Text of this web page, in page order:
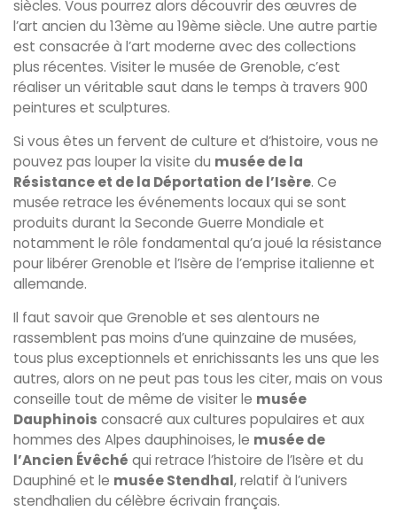
siècles. Vous pourrez alors découvrir des œuvres de
l’art ancien du 13ème au 19ème siècle. Une autre partie
est consacrée à l’art moderne avec des collections
plus récentes. Visiter le musée de Grenoble, c’est
réaliser un véritable saut dans le temps à travers 900
peintures et sculptures.
Si vous êtes un fervent de culture et d’histoire, vous ne
pouvez pas louper la visite du musée de la
Résistance et de la Déportation de l’Isère. Ce
musée retrace les événements locaux qui se sont
produits durant la Seconde Guerre Mondiale et
notamment le rôle fondamental qu’a joué la résistance
pour libérer Grenoble et l’Isère de l’emprise italienne et
allemande.
Il faut savoir que Grenoble et ses alentours ne
rassemblent pas moins d’une quinzaine de musées,
tous plus exceptionnels et enrichissants les uns que les
autres, alors on ne peut pas tous les citer, mais on vous
conseille tout de même de visiter le musée
Dauphinois consacré aux cultures populaires et aux
hommes des Alpes dauphinoises, le musée de
l’Ancien Évêché qui retrace l’histoire de l’Isère et du
Dauphiné et le musée Stendhal, relatif à l’univers
stendhalien du célèbre écrivain français.